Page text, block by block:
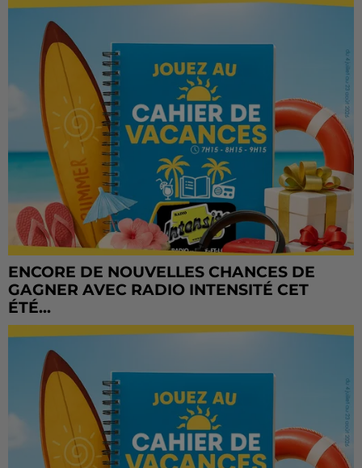
ENCORE DE NOUVELLES CHANCES DE
GAGNER AVEC RADIO INTENSITÉ CET
ÉTÉ...